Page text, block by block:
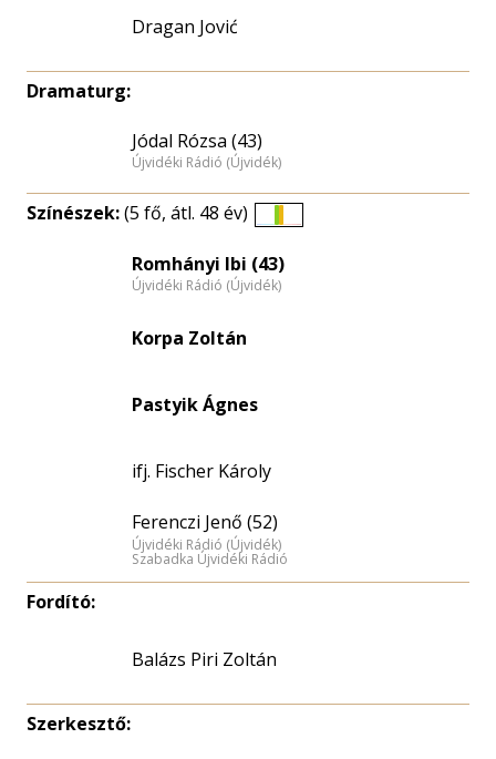
Dragan Jović
Dramaturg:
Jódal Rózsa (43)
Újvidéki Rádió (Újvidék)
Színészek:(5 fő, átl. 48 év)
eloszlás
nagyítása
Romhányi Ibi (43)
Újvidéki Rádió (Újvidék)
Korpa Zoltán
Pastyik Ágnes
ifj. Fischer Károly
Ferenczi Jenő (52)
Újvidéki Rádió (Újvidék)
Szabadka Újvidéki Rádió
Fordító:
Balázs Piri Zoltán
Szerkesztő: